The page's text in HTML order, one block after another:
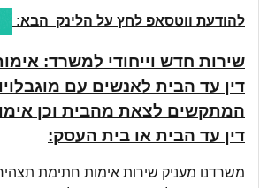
להודעת ווטסאפ לחץ על הלינק הבא:
שירות חדש וייחודי למשרד:
דין עד הבית לאנשים עם
המתקשים לצאת מהבית וכן
דין עד הבית או בית העסק:
משרדנו מעניק שירות אימות חתימת